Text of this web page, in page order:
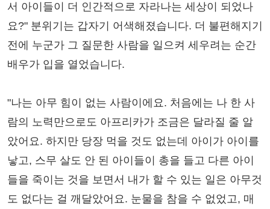
서 아이들이 더 인간적으로 자라나는 세상이 되었나
요?" 분위기는 갑자기 어색해졌습니다. 더 불편해지기
전에 누군가 그 질문한 사람을 일으켜 세우려는 순간
배우가 입을 열었습니다.
"나는 아무 힘이 없는 사람이에요. 처음에는 나 한 사
람의 노력만으로도 아프리카가 조금은 달라질 줄 알
았어요. 하지만 당장 먹을 것도 없는데 아이가 아이를
낳고, 스무 살도 안 된 아이들이 총을 들고 다른 아이
들을 죽이는 것을 보면서 내가 할 수 있는 일은 아무것
도 없다는 걸 깨달았어요. 눈물을 참을 수 없었고, 매